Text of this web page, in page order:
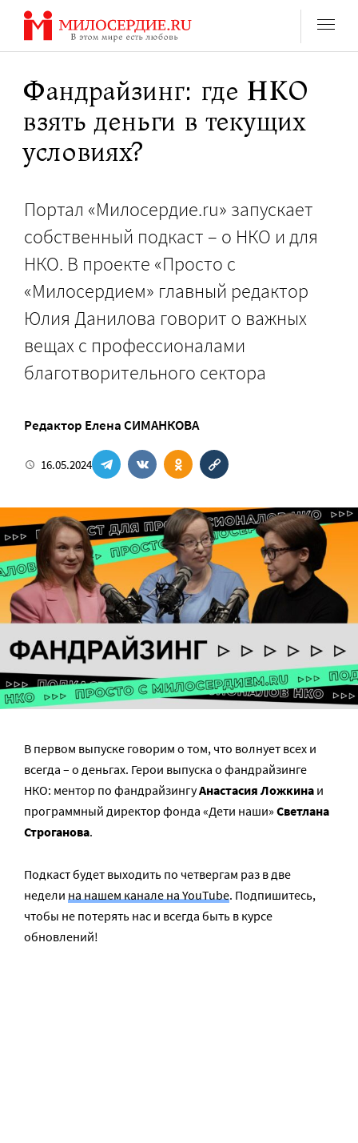
Перейти
содержанию
Фандрайзинг: где НКО
взять деньги в текущих
условиях?
Портал «Милосердие.ru» запускает
собственный подкаст – о НКО и для
НКО. В проекте «Просто с
«Милосердием» главный редактор
Юлия Данилова говорит о важных
вещах с профессионалами
благотворительного сектора
Pедактор Елена СИМАНКОВА
16.05.2024
В первом выпуске говорим о том, что волнует всех и
всегда – о деньгах. Герои выпуска о фандрайзинге
НКО: ментор по фандрайзингуАнастасия Ложкина и
программный директор фонда «Дети наши» Светлана
Строганова.
Подкаст будет выходить по четвергам раз в две
недели на нашем канале на YouTube. Подпишитесь,
чтобы не потерять нас и всегда быть в курсе
обновлений!